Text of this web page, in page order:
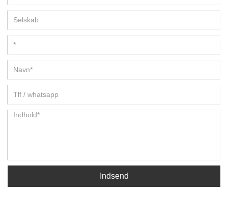
Indsend